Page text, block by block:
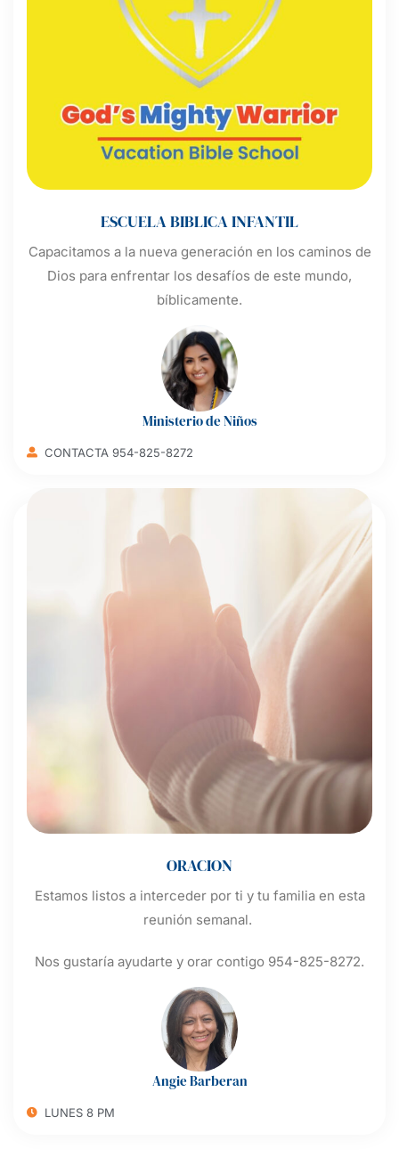
ESCUELA BIBLICA INFANTIL
Capacitamos a la nueva generación en los caminos de
Dios para enfrentar los desafíos de este mundo,
bíblicamente.
Ministerio de Niños
CONTACTA 954-825-8272
ORACION
Estamos listos a interceder por ti y tu familia en esta
reunión semanal.
Nos gustaría ayudarte y orar contigo 954-825-8272.
Angie Barberan
LUNES 8 PM